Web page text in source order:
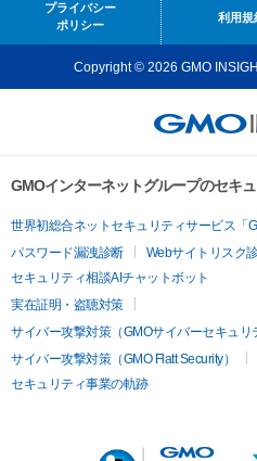
プライバシー
ポリシー
利用規
Copyright © 2026 GMO
GMOインターネットグループのセキ
世界初総合ネットセキュリティサービス「
パスワード漏洩診断
Webサイトリスク
セキュリティ相談AIチャットボット
実在証明・盗聴対策
サイバー攻撃対策（GMOサイバーセキュリ
サイバー攻撃対策（GMO Flatt Security）
セキュリティ事業の軌跡